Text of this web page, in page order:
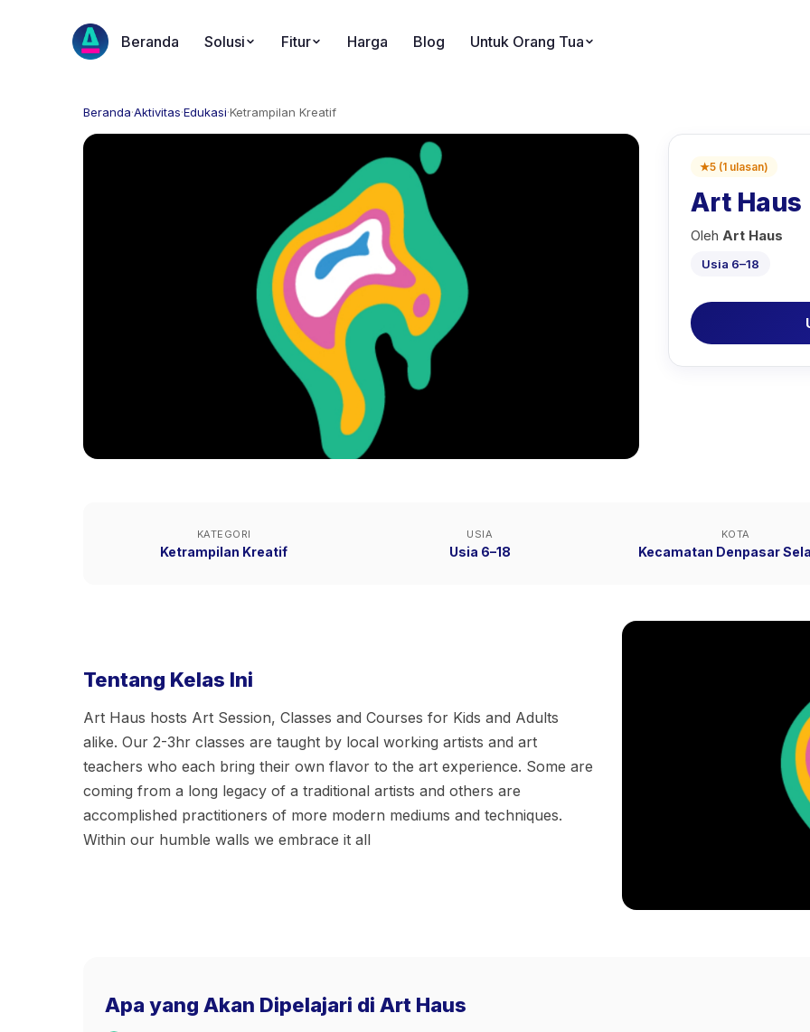
Beranda Solusi Fitur Harga Blog Untuk Orang Tua
Beranda·Aktivitas·Edukasi·Ketrampilan Kreatif
★5 (1 ulasan)
Art Haus
Oleh Art Haus
Usia 6–18
KATEGORI
Ketrampilan Kreatif
USIA
Usia 6–18
KOTA
Kecamatan Denpasar
Tentang Kelas Ini
Art Haus hosts Art Session, Classes and Courses for Kids and Adults
alike. Our 2-3hr classes are taught by local working artists and art
teachers who each bring their own flavor to the art experience. Some are
coming from a long legacy of a traditional artists and others are
accomplished practitioners of more modern mediums and techniques.
Within our humble walls we embrace it all
Apa yang Akan Dipelajari di Art Haus